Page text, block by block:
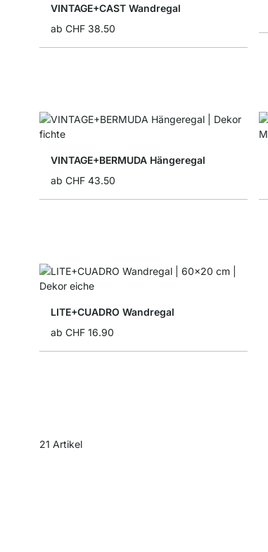
VINTAGE+CAST Wandregal
ab CHF 38.50
VINTAGE+BERMUDA Hängeregal
ab CHF 43.50
LITE+CUADRO Wandregal
ab CHF 16.90
21 Artikel